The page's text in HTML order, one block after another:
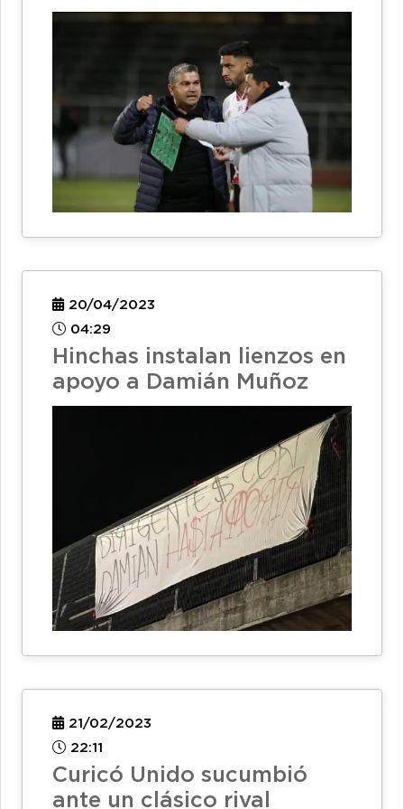
20/04/2023
04:29
Hinchas instalan lienzos en
apoyo a Damián Muñoz
21/02/2023
22:11
Curicó Unido sucumbió
ante un clásico rival